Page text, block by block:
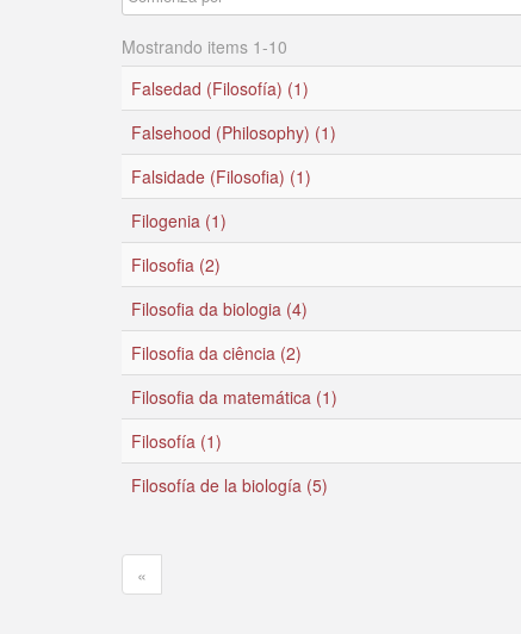
Mostrando items 1-10
Falsedad (Filosofía) (1)
Falsehood (Philosophy) (1)
Falsidade (Filosofia) (1)
Filogenia (1)
Filosofia (2)
Filosofia da biologia (4)
Filosofia da ciência (2)
Filosofia da matemática (1)
Filosofía (1)
Filosofía de la biología (5)
«